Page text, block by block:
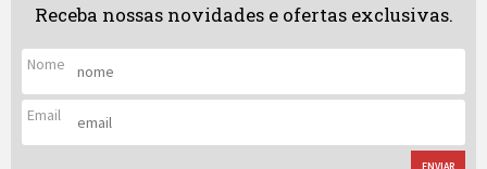
Receba nossas novidades e ofertas exclusivas.
Nome
Email
ENVIAR